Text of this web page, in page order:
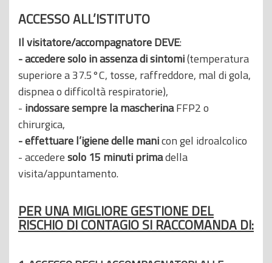
ACCESSO ALL’ISTITUTO
Il visitatore/accompagnatore DEVE:
- accedere solo in assenza di sintomi(temperatura
superiore a 37.5°C, tosse, raffreddore, mal di gola,
dispnea o difficoltà respiratorie),
- indossare sempre la mascherinaFFP2 o
chirurgica,
- effettuare l’igiene delle manicon gel idroalcolico
- accederesolo 15 minuti primadella
visita/appuntamento.
PER UNA MIGLIORE GESTIONE DEL
RISCHIO DI CONTAGIO SI RACCOMANDA DI: